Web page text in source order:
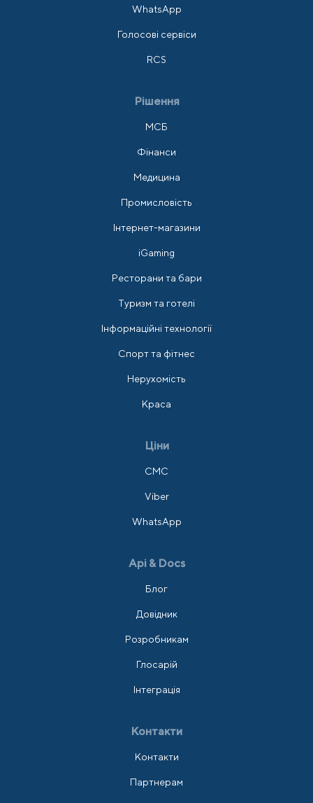
WhatsApp
Голосові сервіси
RCS
Рішення
МСБ
Фінанси
Медицина
Промисловість
Інтернет-магазини
iGaming
Ресторани та бари
Туризм та готелі
Інформаційні технології
Спорт та фітнес
Нерухомість
Краса
Ціни
СМС
Viber
WhatsApp
Api & Docs
Блог
Довідник
Розробникам
Глосарій
Інтеграція
Контакти
Контакти
Партнерам